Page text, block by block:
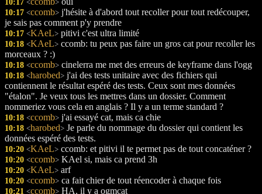
< >
10:17 <ccomb> j'hésite à d'abord tout recoller pour tout redécouper,
je sais pas comment p'y prendre
10:17 <KAeL> pitivi c'est ultra limité
10:18 <KAeL> ccomb: tu peux pas faire un gros cat pour recoller les
morceaux ? :)
10:18 <ccomb> cinelerra me met des erreurs de keyframe dans l'ogg
10:18 <harobed> j'ai des tests unitaire avec des fichiers qui
contiennent le résultat espéré des tests. Ceux sont mes données
"étalon". Je veux tous les mettres dans un dossier. Comment
nommeriez vous cela en anglais ? Il y a un terme standard ?
10:18 <ccomb> j'ai essayé cat, mais ca chie
10:18 <harobed> Je parle du nommage du dossier qui contient les
données espéré des tests.
10:20 <KAeL> ccomb: et pitivi il te permet pas de tout concaténer ?
10:20 <ccomb> KAel si, mais ca prend 3h
10:20 <KAeL> arf
10:20 <ccomb> ca fait chier de tout réencoder à chaque fois
10:21 <ccomb> HA, il y a ogmcat